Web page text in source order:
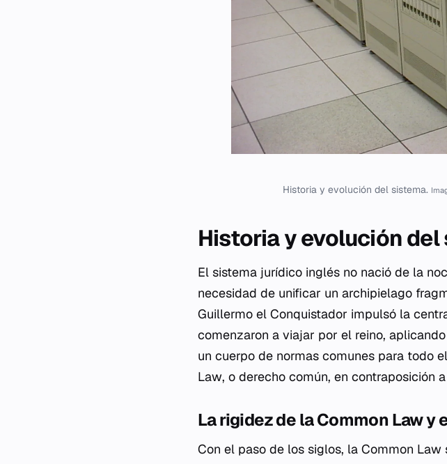
Historia y evolución del sistema.
Historia y evolución del
El sistema jurídico inglés no nació de la
necesidad de unificar un archipielago
Guillermo el Conquistador impulsó la
comenzaron a viajar por el reino,
un cuerpo de normas comunes para todo
Law, o derecho común, en contraposición
La rigidez de la Common Law
Con el paso de los siglos, la Common Law